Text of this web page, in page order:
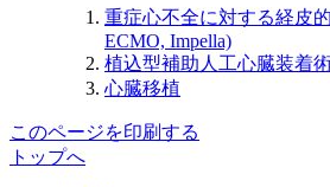
重症心不全に対する経皮
ECMO, Impella)
植込型補助人工心臓装着
心臓移植
このページを印刷する
トップへ